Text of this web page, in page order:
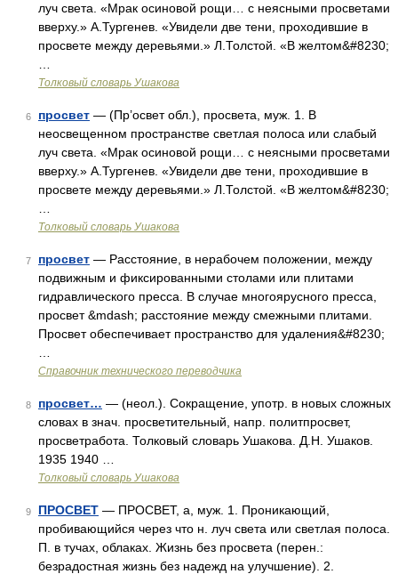
луч света. «Мрак осиновой рощи… с неясными просветами
вверху.» А.Тургенев. «Увидели две тени, проходившие в
просвете между деревьями.» Л.Толстой. «В желтом&#8230;
Толковый словарь Ушакова
6 просвет — (Пр’освет обл.), просвета, муж. 1. В
неосвещенном пространстве светлая полоса или слабый
луч света. «Мрак осиновой рощи… с неясными просветами
вверху.» А.Тургенев. «Увидели две тени, проходившие в
просвете между деревьями.» Л.Толстой. «В желтом&#8230;
Толковый словарь Ушакова
7 просвет — Расстояние, в нерабочем положении, между
подвижным и фиксированными столами или плитами
гидравлического пресса. В случае многоярусного пресса,
просвет &mdash; расстояние между смежными плитами.
Просвет обеспечивает пространство для удаления&#8230;
Справочник технического переводчика
8 просвет… — (неол.). Сокращение, употр. в новых сложных
словах в знач. просветительный, напр. политпросвет,
просветработа. Толковый словарь Ушакова. Д.Н. Ушаков.
1935 1940 …
Толковый словарь Ушакова
9 ПРОСВЕТ — ПРОСВЕТ, а, муж. 1. Проникающий,
пробивающийся через что н. луч света или светлая полоса.
П. в тучах, облаках. Жизнь без просвета (перен.:
безрадостная жизнь без надежд на улучшение). 2.